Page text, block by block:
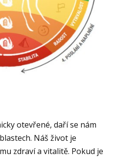
otevřené, daří se nám
Náš život je
zdraví a vitalitě. Pokud je